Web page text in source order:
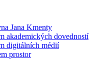
Jana Kmenty
akademických dovedností
digitálních médií
prostor